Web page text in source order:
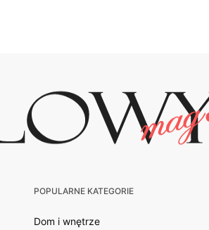
POPULARNE KATEGORIE
Dom i wnętrze